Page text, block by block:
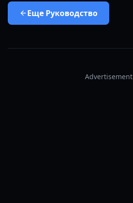
Еще Руководство
Advertisement